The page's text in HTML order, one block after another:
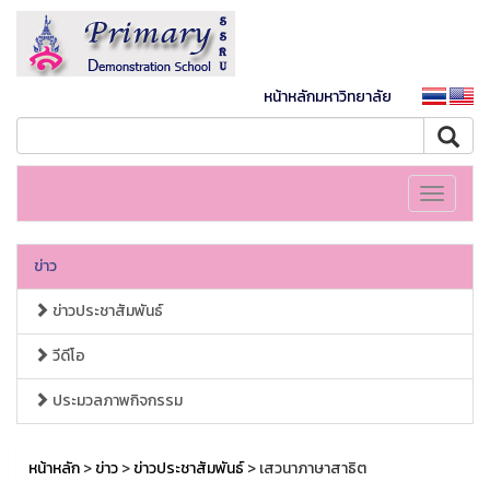
หน้าหลักมหาวิทยาลัย
Toggle
ข่าว
ข่าวประชาสัมพันธ์
วีดีโอ
ประมวลภาพกิจกรรม
หน้าหลัก>ข่าว>ข่าวประชาสัมพันธ์> เสวนาภาษาสาธิต